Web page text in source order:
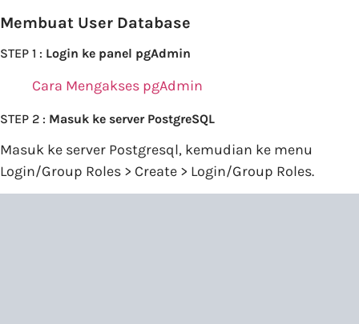
Membuat User Database
STEP 1 : Login ke panel pgAdmin
Cara Mengakses pgAdmin
STEP 2 : Masuk ke server PostgreSQL
Masuk ke server Postgresql, kemudian ke menu
Login/Group Roles > Create > Login/Group Roles.